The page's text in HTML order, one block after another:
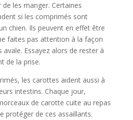
les manger. Certaines
si les comprimés sont
chien. Ils peuvent en effet être
faites pas attention à la façon
Essayez alors de rester à
de la prise.
les carottes aident aussi à
intestins. Chaque jour,
de carotte cuite au repas
protéger de ces assaillants.